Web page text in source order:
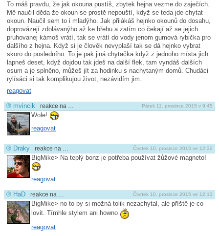
To máš pravdu, že jak okouna pustíš, zbytek hejna vezme do zaječích.
Mě naučil děda že okoun se prostě nepouští, když se teda jde chytat
okoun. Naučil sem to i mladýho. Jak přilákáš hejnko okounů do dosahu,
doprovázejí zdolávanýho až ke břehu a zatím co čekají až se jejich
pruhovanej kámoš vrátí, tak se vrátí do vody jenom gumová rybička pro
dalšího z hejna. Když si je člověk nevyplaší tak se dá hejnko vybrat
skoro do posledního. To je pak jiná chytačka když z jednoho místa jich
lapneš deset, když dojdou tak jdeš na další flek, tam vyndáš dalších
osum a je splněno, můžeš jít za hodinku s nachytaným domů. Chudáci
rylísáci si tak komplikujou život, nezávidím jim.
reagovat
Pátek 11. prosince 2015 v 9:45
® mvincik reakce na …
Wole!
reagovat
Čtvrtek 10. prosince 2015 ve 12:32
® Draky reakce na …
BigMike> Na teplý bonz je potřeba používat žůžové magneto!
reagovat
Čtvrtek 10. prosince 2015 ve 12:13
® HaD reakce na …
BigMike> no to by si možná tolik nezachytal, ale příště je co
lovit. Tímhle stylem ani howno
reagovat